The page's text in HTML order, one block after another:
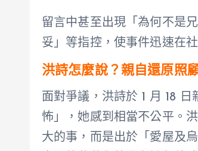
留言中甚至出現「為何不是
妥」等指控，使事件迅速在
洪詩怎麼說？親自還原照
面對爭議，洪詩於 1 月 18
怖」，她感到相當不公平。
大的事，而是出於「愛屋及